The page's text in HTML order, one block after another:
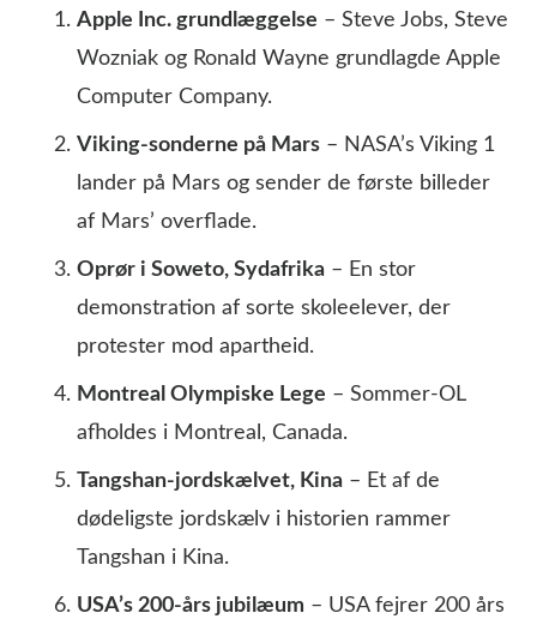
Apple Inc. grundlæggelse – Steve Jobs, Steve
Wozniak og Ronald Wayne grundlagde Apple
Computer Company.
Viking-sonderne på Mars – NASA’s Viking 1
lander på Mars og sender de første billeder
af Mars’ overflade.
Oprør i Soweto, Sydafrika – En stor
demonstration af sorte skoleelever, der
protester mod apartheid.
Montreal Olympiske Lege – Sommer-OL
afholdes i Montreal, Canada.
Tangshan-jordskælvet, Kina – Et af de
dødeligste jordskælv i historien rammer
Tangshan i Kina.
USA’s 200-års jubilæum – USA fejrer 200 års